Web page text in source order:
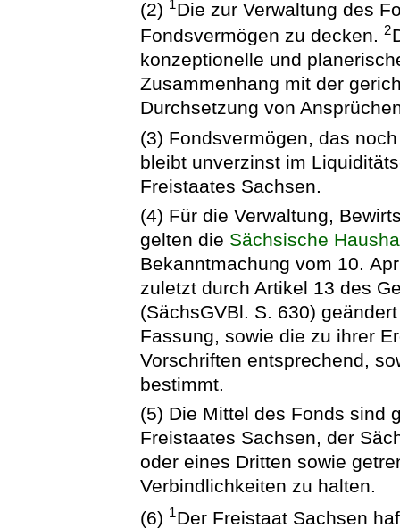
(2) 1Die zur Verwaltung des
Fondsvermögen zu decken.2
konzeptionelle und
Zusammenhang mit der
Durchsetzung von
(3) Fondsvermögen, das
bleibt unverzinst im
Freistaates Sachsen.
(4) Für die Verwaltung,
gelten die Sächsische
Bekanntmachung vom 10.
zuletzt durch Artikel 13 des
(SächsGVBl. S. 630)
Fassung, sowie die zu ihrer
Vorschriften entsprechend,
bestimmt.
(5) Die Mittel des Fonds sind
Freistaates Sachsen, der
oder eines Dritten sowie
Verbindlichkeiten zu halten.
(6) 1Der Freistaat Sachsen